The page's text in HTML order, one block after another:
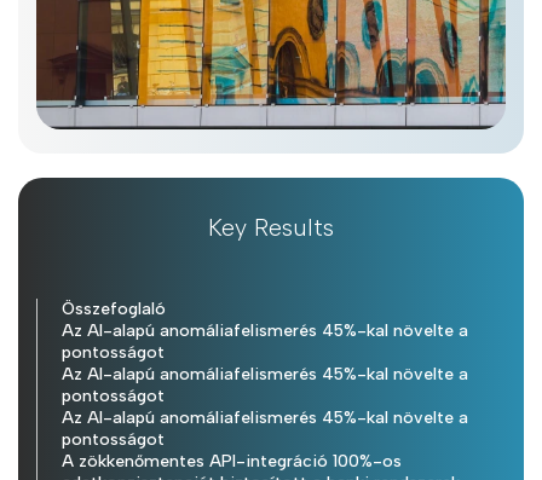
Key Results
Összefoglaló
Az AI-alapú anomáliafelismerés 45%-kal növelte a
pontosságot
Az AI-alapú anomáliafelismerés 45%-kal növelte a
pontosságot
Az AI-alapú anomáliafelismerés 45%-kal növelte a
pontosságot
A zökkenőmentes API-integráció 100%-os